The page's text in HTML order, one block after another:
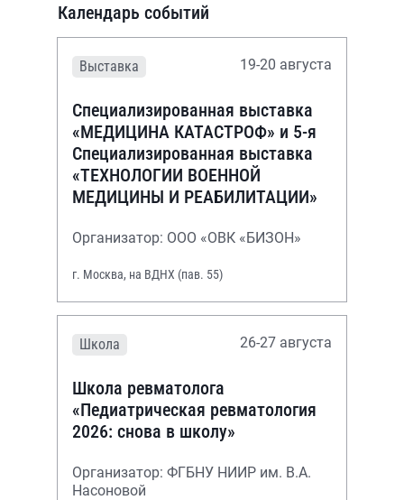
Календарь событий
Выставка 19-20 августа
Специализированная выставка
«МЕДИЦИНА КАТАСТРОФ» и 5-я
Специализированная выставка
«ТЕХНОЛОГИИ ВОЕННОЙ
МЕДИЦИНЫ И РЕАБИЛИТАЦИИ»
Организатор: ООО «ОВК «БИЗОН»
г. Москва, на ВДНХ (пав. 55)
Школа 26-27 августа
Школа ревматолога
«Педиатрическая ревматология
2026: снова в школу»
Организатор: ФГБНУ НИИР им. В.А.
Насоновой